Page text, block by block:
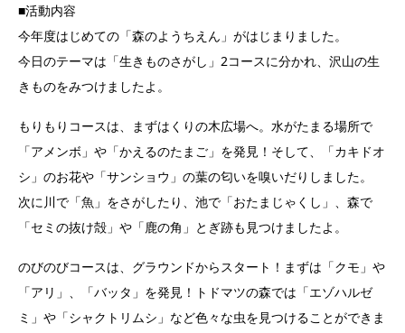
■活動内容
今年度はじめての「森のようちえん」がはじまりました。
今日のテーマは「生きものさがし」2コースに分かれ、沢山の生
きものをみつけましたよ。
もりもりコースは、まずはくりの木広場へ。水がたまる場所で
「アメンボ」や「かえるのたまご」を発見！そして、「カキドオ
シ」のお花や「サンショウ」の葉の匂いを嗅いだりしました。
次に川で「魚」をさがしたり、池で「おたまじゃくし」、森で
「セミの抜け殻」や「鹿の角」とぎ跡も見つけましたよ。
のびのびコースは、グラウンドからスタート！まずは「クモ」や
「アリ」、「バッタ」を発見！トドマツの森では「エゾハルゼ
ミ」や「シャクトリムシ」など色々な虫を見つけることができま